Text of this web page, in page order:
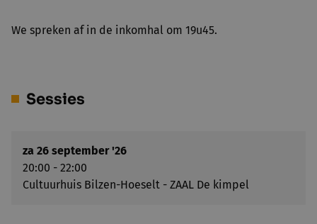
We spreken af in de inkomhal om 19u45.
Sessies
za 26 september '26
20:00 - 22:00
Cultuurhuis Bilzen-Hoeselt - ZAAL De kimpel